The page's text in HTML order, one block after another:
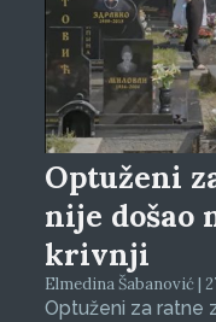
Optuženi
nije došao
krivnji
Elmedina Šabanović |
Optuženi za ratne